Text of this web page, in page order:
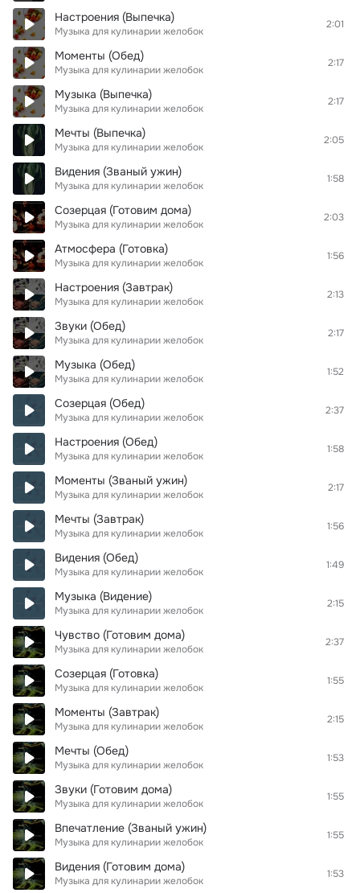
Настроения (Выпечка)
Музыка для кулинарии желобок
2:01
Моменты (Обед)
Музыка для кулинарии желобок
2:17
Музыка (Выпечка)
Музыка для кулинарии желобок
2:17
Мечты (Выпечка)
Музыка для кулинарии желобок
2:05
Видения (Званый ужин)
Музыка для кулинарии желобок
1:58
Созерцая (Готовим дома)
Музыка для кулинарии желобок
2:03
Атмосфера (Готовка)
Музыка для кулинарии желобок
1:56
Настроения (Завтрак)
Музыка для кулинарии желобок
2:13
Звуки (Обед)
Музыка для кулинарии желобок
2:17
Музыка (Обед)
Музыка для кулинарии желобок
1:52
Созерцая (Обед)
Музыка для кулинарии желобок
2:37
Настроения (Обед)
Музыка для кулинарии желобок
1:58
Моменты (Званый ужин)
Музыка для кулинарии желобок
2:17
Мечты (Завтрак)
Музыка для кулинарии желобок
1:56
Видения (Обед)
Музыка для кулинарии желобок
1:49
Музыка (Видение)
Музыка для кулинарии желобок
2:15
Чувство (Готовим дома)
Музыка для кулинарии желобок
2:37
Созерцая (Готовка)
Музыка для кулинарии желобок
1:55
Моменты (Завтрак)
Музыка для кулинарии желобок
2:15
Мечты (Обед)
Музыка для кулинарии желобок
1:53
Звуки (Готовим дома)
Музыка для кулинарии желобок
1:55
Впечатление (Званый ужин)
Музыка для кулинарии желобок
1:55
Видения (Готовим дома)
Музыка для кулинарии желобок
1:53